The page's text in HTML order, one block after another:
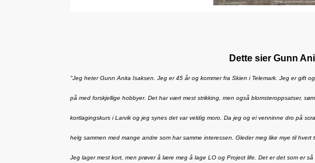
Dette sier Gunn
"Jeg heter Gunn Anita Isaksen. Jeg er 45 år og kommer fra Skien i Telemark. Jeg er
på med forskjellige hobbyer. Det har vært mest strikking, men også blomsteroppsatser,
kortlagingskurs i Larvik og jeg synes det var veldig moro. Da jeg og ei venninne dro på
helg sammen med mange andre som har samme interessen. Gleder meg like mye til hvert
Jeg lager mest kort, men prøver å lære meg å lage LO og Project life. Det er det som er